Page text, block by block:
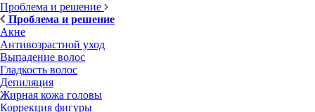
Проблема и решение
Проблема и решение
Акне
Антивозрастной уход
Выпадение волос
Гладкость волос
Депиляция
Жирная кожа головы
Коррекция фигуры